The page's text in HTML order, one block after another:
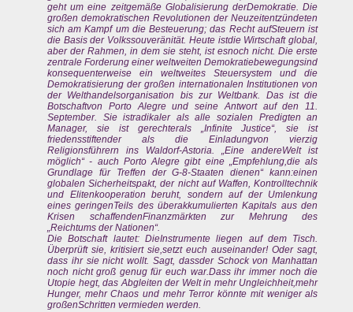
geht um eine zeitgemäße Globalisierung derDemokratie. Die
großen demokratischen Revolutionen der Neuzeitentzündeten
sich am Kampf um die Besteuerung; das Recht aufSteuern ist
die Basis der Volkssouveränität. Heute istdie Wirtschaft global,
aber der Rahmen, in dem sie steht, ist esnoch nicht. Die erste
zentrale Forderung einer weltweiten Demokratiebewegungsind
konsequenterweise ein weltweites Steuersystem und die
Demokratisierung der großen internationalen Institutionen von
der Welthandelsorganisation bis zur Weltbank. Das ist die
Botschaftvon Porto Alegre und seine Antwort auf den 11.
September. Sie istradikaler als alle sozialen Predigten an
Manager, sie ist gerechterals „Infinite Justice“, sie ist
friedensstiftender als die Einladungvon vierzig
Religionsführern ins Waldorf-Astoria. „Eine andereWelt ist
möglich“ - auch Porto Alegre gibt eine „Empfehlung,die als
Grundlage für Treffen der G-8-Staaten dienen“ kann:einen
globalen Sicherheitspakt, der nicht auf Waffen, Kontrolltechnik
und Elitenkooperation beruht, sondern auf der Umlenkung
eines geringenTeils des überakkumulierten Kapitals aus den
Krisen schaffendenFinanzmärkten zur Mehrung des
„Reichtums der Nationen“.
Die Botschaft lautet: DieInstrumente liegen auf dem Tisch.
Überprüft sie, kritisiert sie,setzt euch auseinander! Oder sagt,
dass ihr sie nicht wollt. Sagt, dassder Schock von Manhattan
noch nicht groß genug für euch war.Dass ihr immer noch die
Utopie hegt, das Abgleiten der Welt in mehr Ungleichheit,mehr
Hunger, mehr Chaos und mehr Terror könnte mit weniger als
großenSchritten vermieden werden.